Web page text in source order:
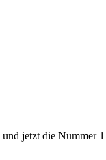
jetzt die Nummer